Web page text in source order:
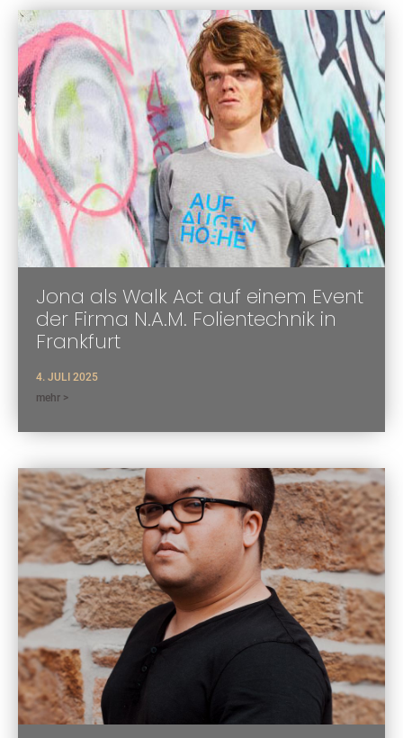
Jona als Walk Act auf einem Event
der Firma N.A.M. Folientechnik in
Frankfurt
4. JULI 2025
mehr >